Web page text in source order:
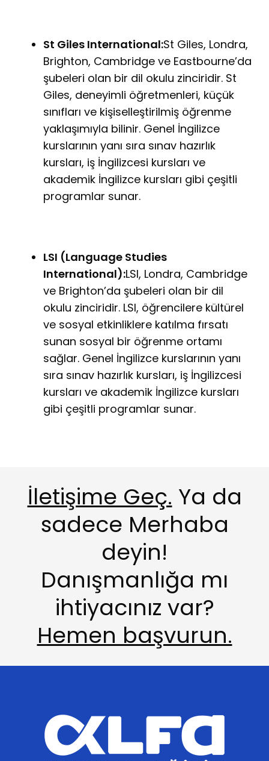
St Giles International:St Giles, Londra,
Brighton, Cambridge ve Eastbourne’da
şubeleri olan bir dil okulu zinciridir. St
Giles, deneyimli öğretmenleri, küçük
sınıfları ve kişiselleştirilmiş öğrenme
yaklaşımıyla bilinir. Genel İngilizce
kurslarının yanı sıra sınav hazırlık
kursları, iş İngilizcesi kursları ve
akademik İngilizce kursları gibi çeşitli
programlar sunar.
LSI (Language Studies
International):LSI, Londra, Cambridge
ve Brighton’da şubeleri olan bir dil
okulu zinciridir. LSI, öğrencilere kültürel
ve sosyal etkinliklere katılma fırsatı
sunan sosyal bir öğrenme ortamı
sağlar. Genel İngilizce kurslarının yanı
sıra sınav hazırlık kursları, iş İngilizcesi
kursları ve akademik İngilizce kursları
gibi çeşitli programlar sunar.
İletişime Geç. Ya da
sadece Merhaba
deyin!
Danışmanlığa mı
ihtiyacınız var?
Hemen başvurun.